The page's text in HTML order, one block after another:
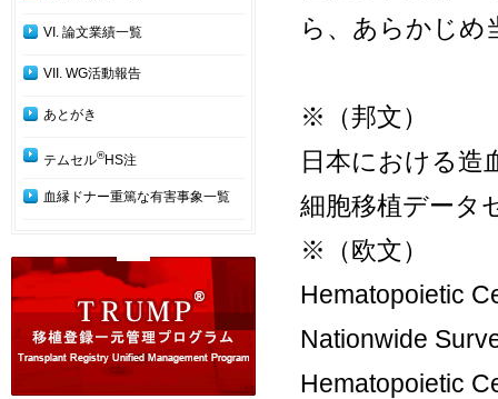
VI. 論文業績一覧
VII. WG活動報告
あとがき
テムセル®HS注
血縁ドナー重篤な有害事象一覧
ら、あらかじめ
※（邦文）
日本における造
細胞移植データ
※（欧文）
Hematopoietic
Nationwide
Hematopoietic